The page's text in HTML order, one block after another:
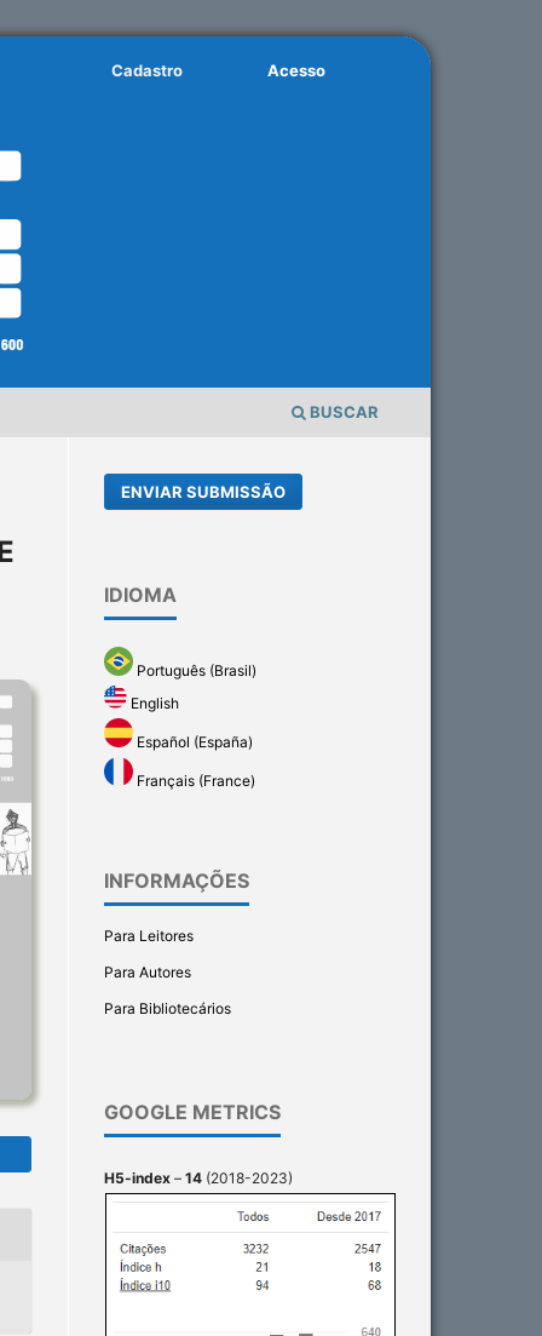
BUSCAR
Cadastro Acesso
ENVIAR SUBMISSÃO
IDIOMA
Português (Brasil)
English
Español (España)
Français (France)
INFORMAÇÕES
Para Leitores
Para Autores
Para Bibliotecários
GOOGLE METRICS
H5-index – 14 (2018-2023)